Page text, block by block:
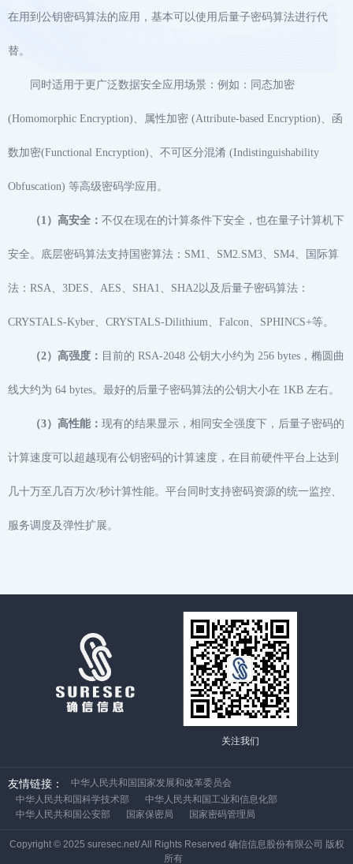
在用到公钥密码算法的应用，基本可以使用后量子密码算法进行代
替。
同时适用于更广泛数据安全应⽤场景：例如：同态加密
(Homomorphic Encryption)、属性加密 (Attribute-based Encryption)、函
数加密(Functional Encryption)、不可区分混淆 (Indistinguishability
Obfuscation) 等⾼级密码学应⽤。
（1）高安全： 不仅在现在的计算条件下安全，也在量⼦计算机下
安全。底层密码算法支持国密算法：SM1、SM2.SM3、SM4、国际算
法：RSA、3DES、AES、SHA1、SHA2以及后量子密码算法：
CRYSTALS-Kyber、CRYSTALS-Dilithium、Falcon、SPHINCS+等。
（2）高强度： ⽬前的 RSA-2048 公钥⼤⼩约为 256 bytes，椭圆曲
线⼤约为 64 bytes。最好的后量⼦密码算法的公钥⼤⼩在 1KB 左右。
（3）高性能： 现有的结果显⽰，相同安全强度下，后量⼦密码的
计算速度可以超越现有公钥密码的计算速度，在目前硬件平台上达到
几十万至几百万次/秒计算性能。平台同时支持密码资源的统一监控、
服务调度及弹性扩展。
关注我们
友情链接：
中华人民共和国国家发展和改革委员会
中华人民共和国科学技术部
中华人民共和国工业和信息化部
中华人民共和国公安部
国家保密局 国家密码管理局
Copyright © 2025 suresec.net/ All Rights Reserved 确信信息股份有限公司 版权
所有